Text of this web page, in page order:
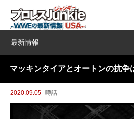
最新情報
マッキンタイアとオートンの抗争
2020.09.05 噂話